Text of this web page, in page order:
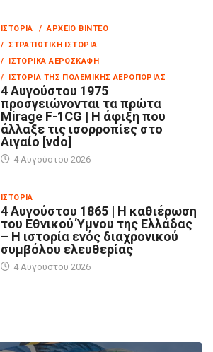
ΙΣΤΟΡΊΑ
/ ΑΡΧΕΊΟ ΒΊΝΤΕΟ
/ ΣΤΡΑΤΙΩΤΙΚΉ ΙΣΤΟΡΊΑ
/ ΙΣΤΟΡΙΚΆ ΑΕΡΟΣΚΆΦΗ
/ ΙΣΤΟΡΊΑ ΤΗΣ ΠΟΛΕΜΙΚΉΣ ΑΕΡΟΠΟΡΊΑΣ
4 Αυγούστου 1975
προσγειώνονται τα πρώτα
Mirage F-1CG | Η άφιξη που
άλλαξε τις ισορροπίες στο
Αιγαίο [vdo]
4 Αυγούστου 2026
ΙΣΤΟΡΊΑ
4 Αυγούστου 1865 | Η καθιέρωση
του Εθνικού Ύμνου της Ελλάδας
– Η ιστορία ενός διαχρονικού
συμβόλου ελευθερίας
4 Αυγούστου 2026